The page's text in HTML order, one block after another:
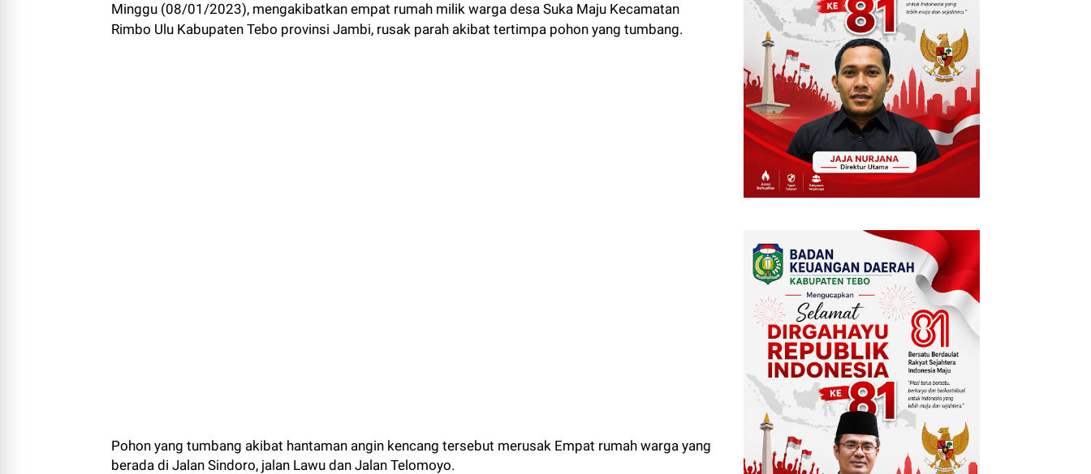
Minggu (08/01/2023), mengakibatkan empat rumah milik warga desa Suka Maju Kecamatan
Rimbo Ulu Kabupaten Tebo provinsi Jambi, rusak parah akibat tertimpa pohon yang tumbang.
Pohon yang tumbang akibat hantaman angin kencang tersebut merusak Empat rumah warga yang
berada di Jalan Sindoro, jalan Lawu dan Jalan Telomoyo.